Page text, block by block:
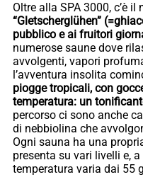
Oltre alla SPA 3000, c’è
“Gletscherglühen”
pubblico e ai fruitori
numerose saune dove
avvolgenti, vapori
l’avventura insolita
piogge tropicali, con
temperatura: un
percorso ci sono anche
di nebbiolina che
Ogni sauna ha una
presenta su vari livelli e,
temperatura varia dai 55